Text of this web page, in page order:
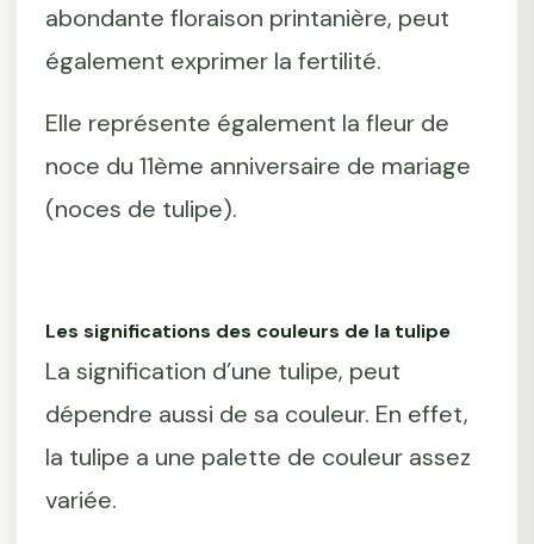
abondante floraison printanière, peut
également exprimer la fertilité.
Elle représente également la fleur de
noce du 11ème anniversaire de mariage
(noces de tulipe).
Les significations des couleurs de la tulipe
La signification d’une tulipe, peut
dépendre aussi de sa couleur. En effet,
la tulipe a une palette de couleur assez
variée.